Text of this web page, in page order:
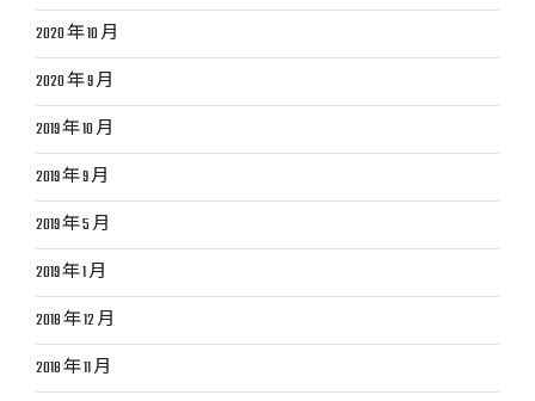
2020 年 10 月
2020 年 9 月
2019 年 10 月
2019 年 9 月
2019 年 5 月
2019 年 1 月
2018 年 12 月
2018 年 11 月